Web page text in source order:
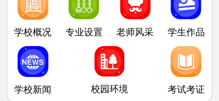
学校概况 专业设置 老师风采 学生作品
学校新闻 校园环境 考试考证